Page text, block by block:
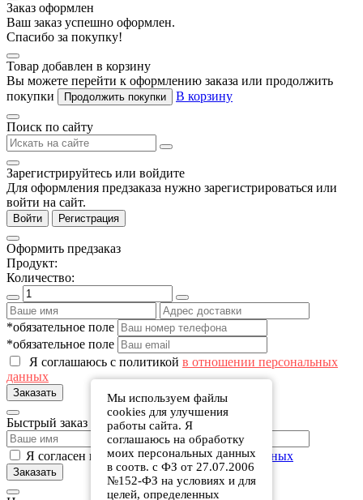
Заказ оформлен
Ваш заказ успешно оформлен.
Спасибо за покупку!
Товар добавлен в корзину
Вы можете перейти к оформлению заказа или продолжить
покупки
Продолжить покупки В корзину
Поиск по сайту
Зарегистрируйтесь или войдите
Для оформления предзаказа нужно зарегистрироваться или
войти на сайт.
Войти Регистрация
Оформить предзаказ
Продукт:
Количество:
*обязательное поле
*обязательное поле
Я соглашаюсь с политикой в отношении персональных
данных
Заказать
Быстрый заказ
Я согласен на обработку персональных данных
Заказать
Мы используем файлы
cookies для улучшения
работы сайта. Я
соглашаюсь на обработку
моих персональных данных
в соотв. с ФЗ от 27.07.2006
№152-ФЗ на условиях и для
целей, определенных